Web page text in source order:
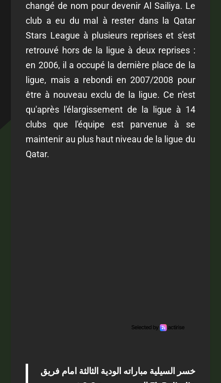
changé de nom pour devenir Al Sailiya. Le
club a eu du mal à rester dans la Qatar
Stars League à plusieurs reprises et s'est
retrouvé hors de la ligue à deux reprises :
en 2006, il a occupé la dernière place de la
ligue, mais a rebondi en 2007/2008 pour
être à nouveau exclu de la ligue. Ce n'est
qu'après l'élargissement de la ligue à 14
clubs que l'équipe est parvenue à se
maintenir au plus haut niveau de la ligue du
Qatar.
خسر السيلية مباراته الودية الثالثة امام فريق